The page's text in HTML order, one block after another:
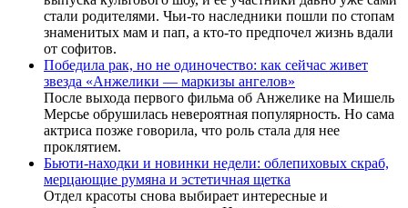
стали родителями. Чьи-то наследники пошли по стопам
знаменитых мам и пап, а кто-то предпочел жизнь вдали
от софитов.
Победила рак, но не одиночество: как сейчас живет
звезда «Анжелики — маркизы ангелов»
После выхода первого фильма об Анжелике на Мишель
Мерсье обрушилась невероятная популярность. Но сама
актриса позже говорила, что роль стала для нее
проклятием.
Бьюти-находки и новинки недели: облепиховых скраб,
мерцающие румяна и эстетичная щетка
Отдел красоты снова выбирает интересные и